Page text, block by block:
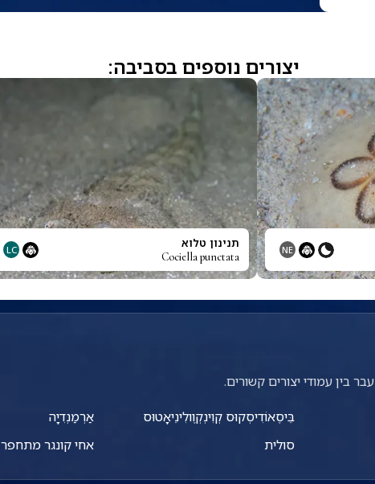
יצורים נוספים בסביבה:
NE תנינון טלוא
Cociella punctata
LC
בין עמודי יצורים קשורים.
בֵּיסֶאוֹדִיסְקוּס קְוִינְקְוֶולִינֵיאָטוּס
סולית
אַרְמַנְדִיָה
אחי קונגר מתחפר